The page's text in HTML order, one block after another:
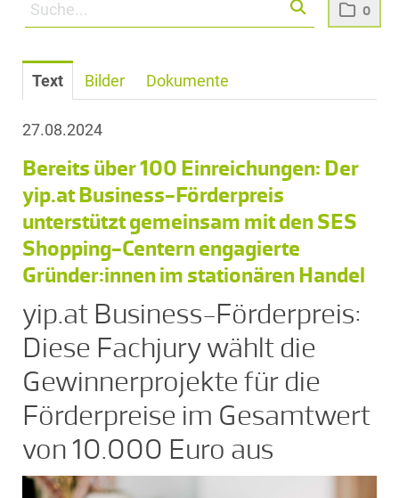
0
Text Bilder Dokumente
27.08.2024
Bereits über 100 Einreichungen: Der
yip.at Business-Förderpreis
unterstützt gemeinsam mit den SES
Shopping-Centern engagierte
Gründer:innen im stationären Handel
yip.at Business-Förderpreis:
Diese Fachjury wählt die
Gewinnerprojekte für die
Förderpreise im Gesamtwert
von 10.000 Euro aus